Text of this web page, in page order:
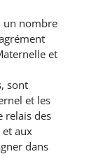
un nombre
et
sont
et les
relais des
et aux
dans